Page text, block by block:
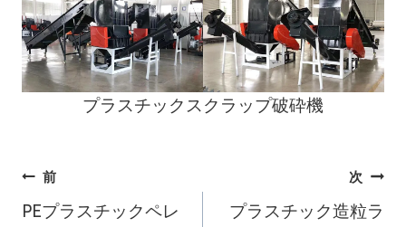
プラスチックスクラップ破砕機
投前
PEプラスチックペレ
次
プラスチック造粒ラ